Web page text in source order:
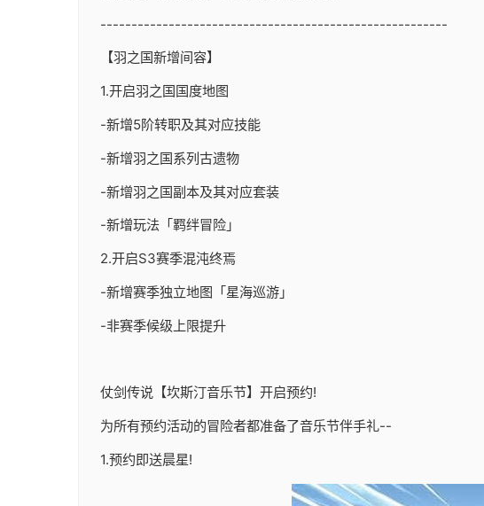
--------------------------------------------------------
【羽之国新增间容】
1.开启羽之国国度地图
-新增5阶转职及其对应技能
-新增羽之国系列古遗物
-新增羽之国副本及其对应套装
-新增玩法「羁绊冒险」
2.开启S3赛季混沌终焉
-新增赛季独立地图「星海巡游」
-非赛季候级上限提升
仗剑传说【坎斯汀音乐节】开启预约!
为所有预约活动的冒险者都准备了音乐节伴手礼--
1.预约即送晨星!